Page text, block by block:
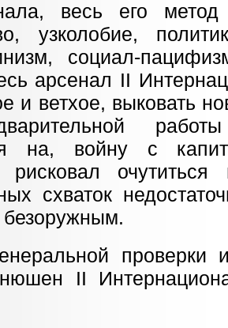
весь его
узколобие,
социал-
арсенал II
и ветхое, выковать
на, войну с
рисковал
схваток
проверки
II